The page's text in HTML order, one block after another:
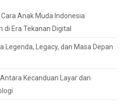
Anak Muda Indonesia
di Era Tekanan Digital
Legenda, Legacy, dan Masa Depan
Kecanduan Layar dan